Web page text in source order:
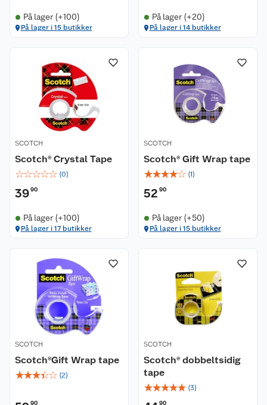
På lager (+100)
På lager i 15 butikker
På lager (+20)
På lager i 14 butikker
SCOTCH
Scotch® Crystal Tape
☆☆☆☆☆ (0)
3990
På lager (+100)
På lager i 17 butikker
SCOTCH
Scotch® Gift Wrap tape
☆☆☆☆☆ (1)
52 90
På lager (+50)
På lager i 15 butikker
SCOTCH
Scotch®Gift Wrap tape
☆☆☆☆☆ (2)
90
SCOTCH
Scotch® dobbeltsidig
tape
☆☆☆☆☆ (3)
90
Om oss
Nyheter
Våre butikker
Våre merkevarer
Coop kjeder
Ledige stillinger
Kundeservice
Kontakt oss
Angre- og returrett
Reklamasjon og garanti
Ofte stilte spørsmål
Betalingsalternativer
Leveringsalternativer
Åpent kjøp